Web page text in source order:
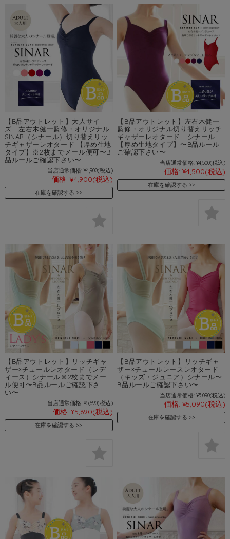
【B品アウトレット】大人サイ
ズ 左右木健一監修・オリジナル
SINAR（シナール）切り替えリッ
チギャザーレオタード 【厚め生地
タイプ】※2枚までメール便可〜B
品ルールご確認下さい〜
当店通常価格: ¥4,900(税込)
価格: ¥4,900(税込)
在庫を確認する
【B品アウトレット】左右木健一
監修・オリジナル切り替えリッチ
ギャザーレオタード シナール
【厚め生地タイプ】〜B品ルール
ご確認下さい〜
当店通常価格: ¥4,500(税込)
価格: ¥4,500(税込)
在庫を確認する
【B品アウトレット】リッチギャ
ザー×チュールレオタード（レデ
ィース）シナール※2枚までメー
ル便可〜B品ルールご確認下さ
い〜
当店通常価格: ¥5,690(税込)
価格: ¥5,690(税込)
在庫を確認する
【B品アウトレット】リッチギャ
ザー×チュールレースレオタード
（キッズ・ジュニア）シナール〜
B品ルールご確認下さい〜
当店通常価格: ¥5,090(税込)
価格: ¥5,090(税込)
在庫を確認する